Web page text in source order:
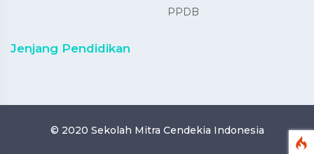
PPDB
Jenjang Pendidikan
© 2020 Sekolah Mitra Cendekia Indonesia